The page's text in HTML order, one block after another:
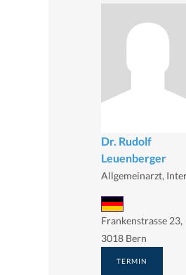
Dr. Rudolf
Leuenberger
Allgemeinarzt,
Frankenstrasse 23,
3018 Bern
TERMIN